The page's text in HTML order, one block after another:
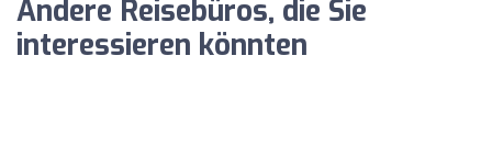
Andere Reisebüros, die Sie
interessieren könnten